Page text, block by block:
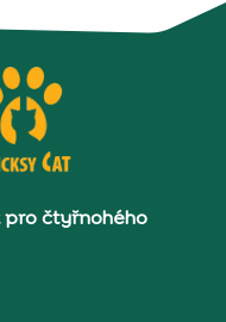
pro čtyřnohého